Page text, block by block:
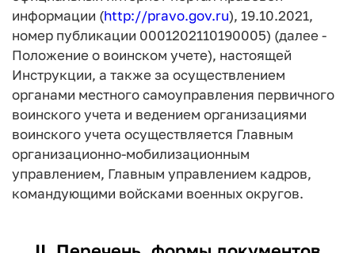
информации (http://pravo.gov.ru), 19.10.2021,
номер публикации 0001202110190005) (далее -
Положение о воинском учете), настоящей
Инструкции, а также за осуществлением
органами местного самоуправления первичного
воинского учета и ведением организациями
воинского учета осуществляется Главным
организационно-мобилизационным
управлением, Главным управлением кадров,
командующими войсками военных округов.